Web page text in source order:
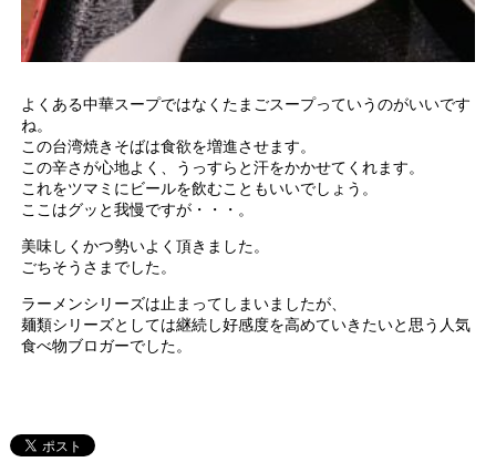
よくある中華スープではなくたまごスープっていうのがいいです
ね。
この台湾焼きそばは食欲を増進させます。
この辛さが心地よく、うっすらと汗をかかせてくれます。
これをツマミにビールを飲むこともいいでしょう。
ここはグッと我慢ですが・・・。
美味しくかつ勢いよく頂きました。
ごちそうさまでした。
ラーメンシリーズは止まってしまいましたが、
麺類シリーズとしては継続し好感度を高めていきたいと思う人気
食べ物ブロガーでした。